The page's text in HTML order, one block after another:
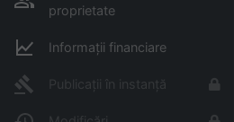
proprietate
Informații financiare
Publicații în instanță